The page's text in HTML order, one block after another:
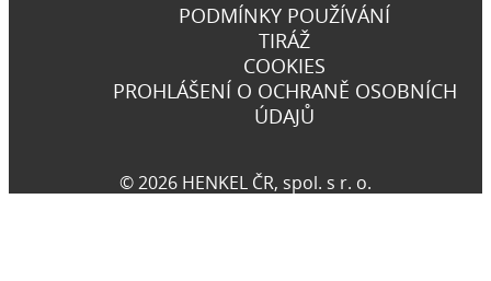
PODMÍNKY POUŽÍVÁNÍ
TIRÁŽ
COOKIES
PROHLÁŠENÍ O OCHRANĚ OSOBNÍCH
ÚDAJŮ
© 2026 HENKEL ČR, spol. s r. o.